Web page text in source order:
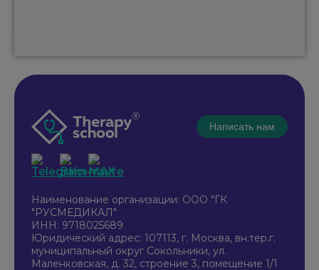
Написать нам
Наименование организации: ООО "ГК
"РУСМЕДИКАЛ"
ИНН: 9718025689
Юридический адрес: 107113, г. Москва, вн.тер.г.
муниципальный округ Сокольники, ул.
Маленковская, д. 32, строение 3, помещение 1/1